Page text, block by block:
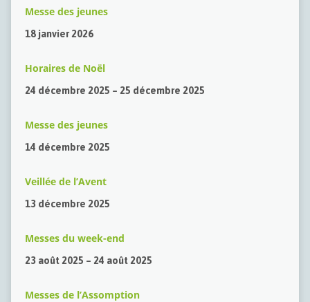
Messe des jeunes
18 janvier 2026
Horaires de Noël
24 décembre 2025 – 25 décembre 2025
Messe des jeunes
14 décembre 2025
Veillée de l’Avent
13 décembre 2025
Messes du week-end
23 août 2025 – 24 août 2025
Messes de l’Assomption